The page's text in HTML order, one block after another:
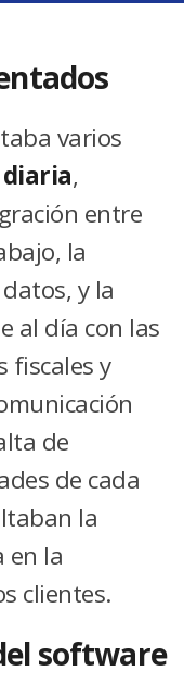
varios
,
entre
la
y la
al día con las
fiscales y
de
de cada
la
en la
clientes.
software